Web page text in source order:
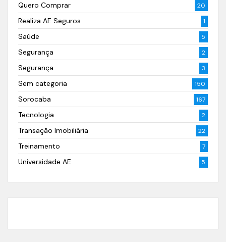
Quero Comprar 20
Realiza AE Seguros 1
Saúde 5
Segurança 2
Segurança 3
Sem categoria 150
Sorocaba 167
Tecnologia 2
Transação Imobiliária 22
Treinamento 7
Universidade AE 5